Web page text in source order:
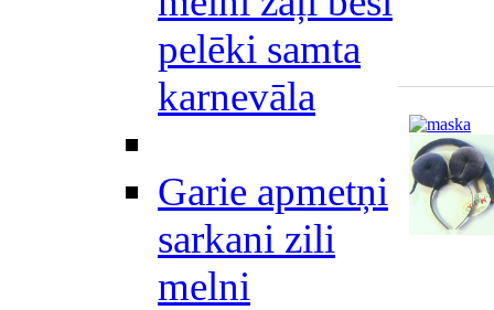
pelēki samta
karnevāla
Garie apmetņi
sarkani zili
melni